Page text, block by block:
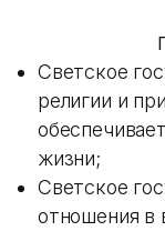
Светское
религии и
жизни;
Светское
отношения в